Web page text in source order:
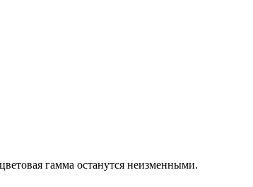
гамма останутся неизменными.